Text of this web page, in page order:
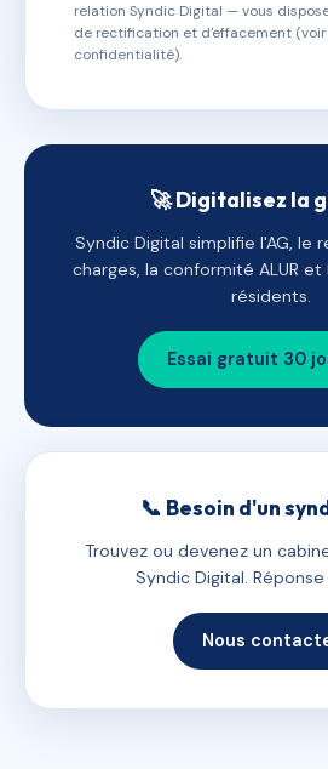
relation Syndic Digital — vous
de rectification et d'effacement
confidentialité).
🚀 Digitalisez la
Syndic Digital simplifie l'AG, le
charges, la conformité ALUR
résidents.
Essai gratuit 30
📞 Besoin d'un
Trouvez ou devenez un
Syndic Digital.
Nous